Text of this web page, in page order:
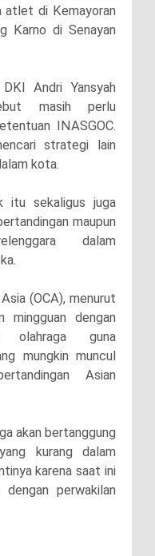
atlet di Kemayoran
Karno di Senayan
Andri Yansyah
masih perlu
INASGOC.
strategi lain
kota.
itu sekaligus juga
maupun
dalam
(OCA), menurut
mingguan dengan
olahraga guna
mungkin muncul
Asian
akan bertanggung
kurang dalam
karena saat ini
perwakilan